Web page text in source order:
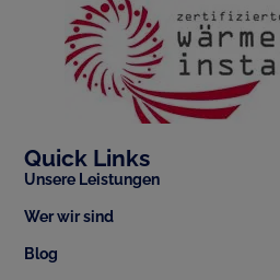
Quick Links
Unsere Leistungen
Wer wir sind
Blog